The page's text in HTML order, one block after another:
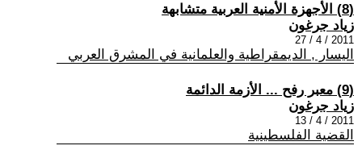
(8) الأجهزة الأمنية العربية متشابهة
زياد جرغون
2011 / 4 / 27
اليسار , الديمقراطية والعلمانية في المشرق العربي
(9) معبر رفح ... الأزمة الدائمة
زياد جرغون
2011 / 4 / 13
القضية الفلسطينية